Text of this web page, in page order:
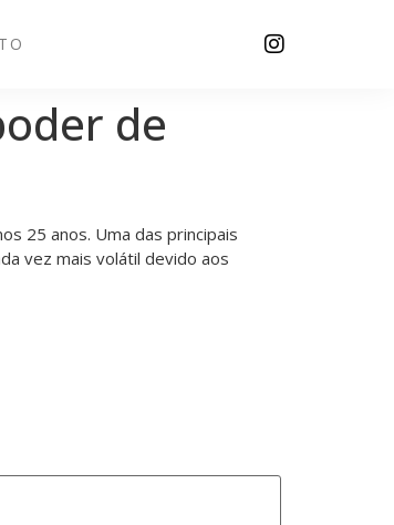
de
25 anos. Uma das principais
vez mais volátil devido aos